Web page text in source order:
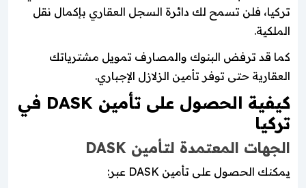
تركيا، فلن تسمح لك دائرة السجل العقاري بإكمال نقل
الملكية.
كما قد ترفض البنوك والمصارف تمويل مشترياتك
العقارية حتى توفر تأمين الزلازل الإجباري.
كيفية الحصول على تأمين DASK في
تركيا
الجهات المعتمدة لتأمين DASK
يمكنك الحصول على تأمين DASK عبر: